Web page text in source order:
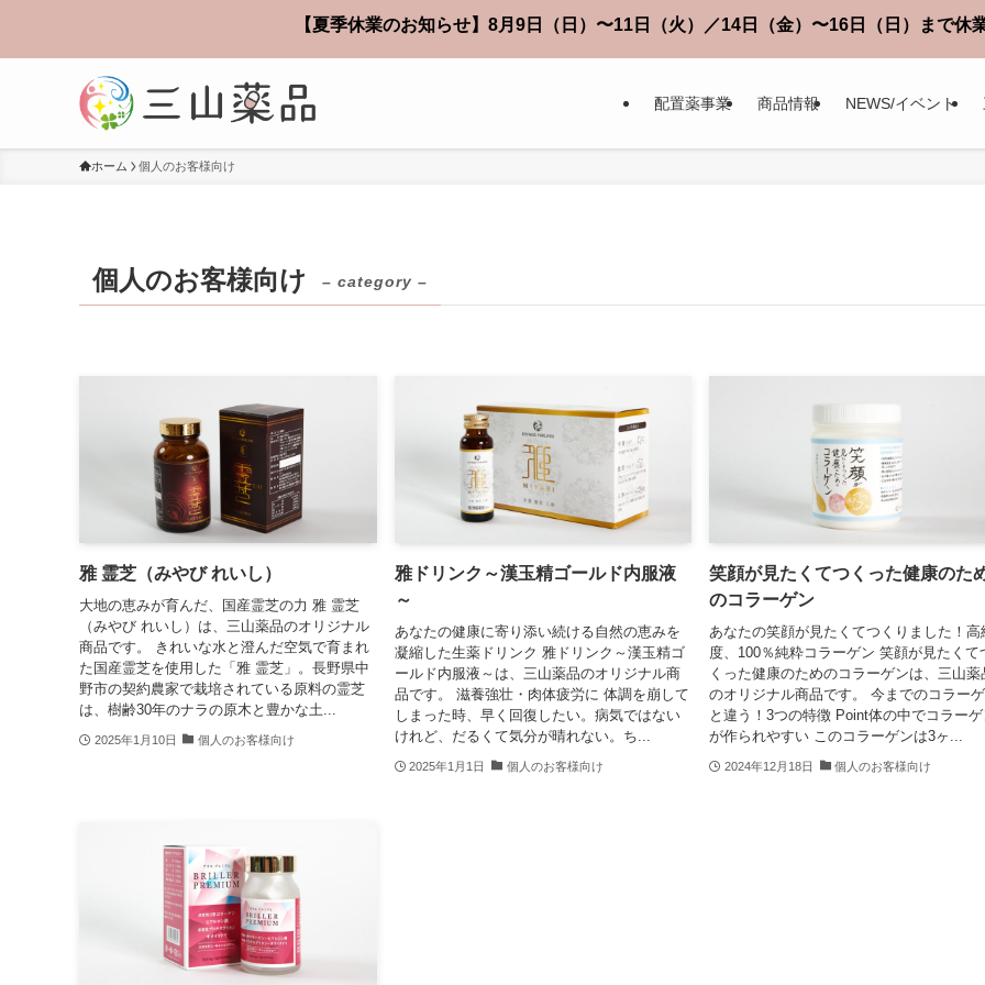
【夏季休業のお知らせ】8月9日（日）〜11日（火）／14日（金）〜16日（日）まで休
配置薬事業 商品情報 NEWS/イベント
ホーム 個人のお客様向け
個人のお客様向け – category –
雅 霊芝（みやび れいし）
大地の恵みが育んだ、国産霊芝の力 雅 霊芝
（みやび れいし）は、三山薬品のオリジナル
商品です。 きれいな水と澄んだ空気で育まれ
た国産霊芝を使用した「雅 霊芝」。長野県中
野市の契約農家で栽培されている原料の霊芝
は、樹齢30年のナラの原木と豊かな土...
2025年1月10日 個人のお客様向け
雅ドリンク～漢玉精ゴールド内服液
～
あなたの健康に寄り添い続ける自然の恵みを
凝縮した生薬ドリンク 雅ドリンク～漢玉精ゴ
ールド内服液～は、三山薬品のオリジナル商
品です。 滋養強壮・肉体疲労に 体調を崩して
しまった時、早く回復したい。病気ではない
けれど、だるくて気分が晴れない。ち...
2025年1月1日 個人のお客様向け
笑顔が見たくてつくった健康のた
のコラーゲン
あなたの笑顔が見たくてつくりました！高
度、100％純粋コラーゲン 笑顔が見たくて
くった健康のためのコラーゲンは、三山薬
のオリジナル商品です。 今までのコラー
と違う！3つの特徴 Point体の中でコラーゲ
が作られやすい このコラーゲンは3ヶ...
2024年12月18日 個人のお客様向け